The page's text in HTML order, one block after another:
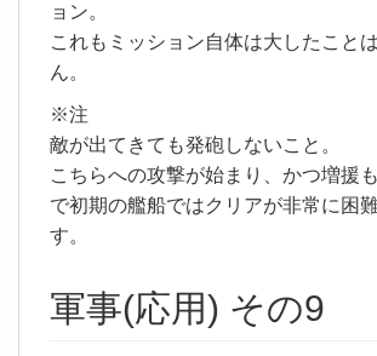
ョン。
これもミッション自体は大したこと
ん。
※注
敵が出てきても発砲しないこと。
こちらへの攻撃が始まり、かつ増援
で初期の艦船ではクリアが非常に困
す。
軍事(応用) その9